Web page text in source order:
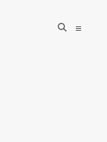
open
search
open